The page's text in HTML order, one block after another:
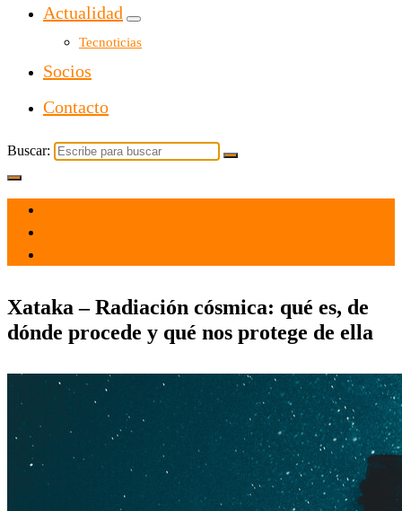
Actualidad
Tecnoticias
Socios
Contacto
Buscar:
Xataka – Radiación cósmica: qué es, de
dónde procede y qué nos protege de ella